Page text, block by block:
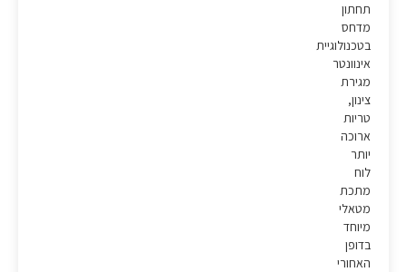
תחתון
מדחס
בטכנולוגיית
אינוונטר
מגירת
צינון,
טריות
ארוכה
יותר
לוח
מתכת
מטאלי
מיוחד
בדופן
האחורי